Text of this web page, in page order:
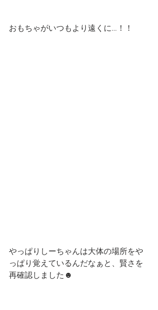
おもちゃがいつもより遠くに…！！
やっぱりしーちゃんは大体の場所をや
っぱり覚えているんだなぁと、賢さを
再確認しました☻